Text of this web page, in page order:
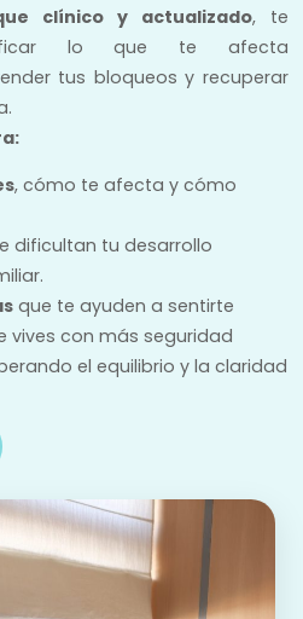
clínico y actualizado, te
lo que te afecta
tus bloqueos y recuperar
, cómo te afecta y cómo
dificultan tu desarrollo
que te ayuden a sentirte
vives con más seguridad
el equilibrio y la claridad